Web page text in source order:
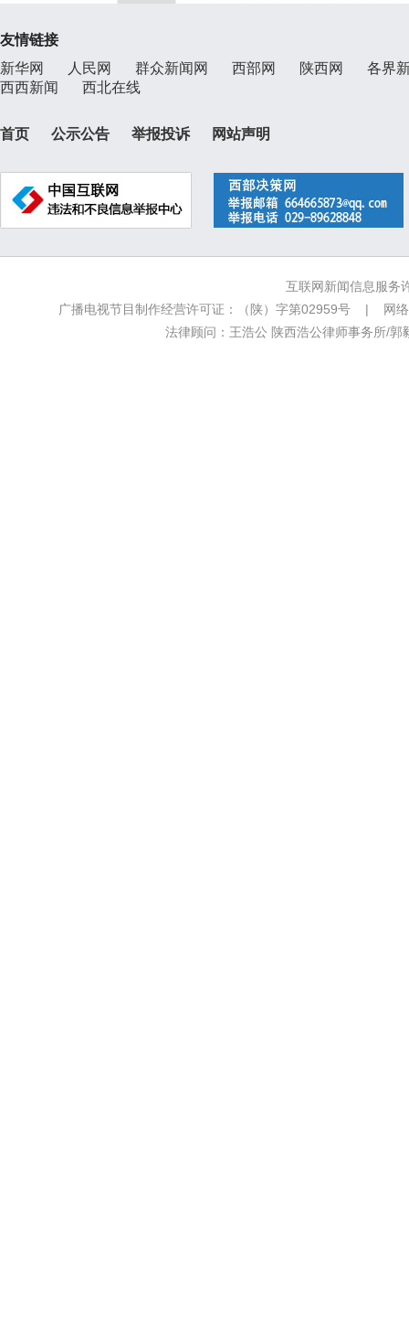
友情链接
新华网
人民网 群众新闻网 西部网 陕西网
各界
西西新闻
西北在线
首页 公示公告 举报投诉 网站声明
互联网新闻信息服
广播电视节目制作经营许可证：（陕）字第02959号 |
法律顾问：王浩公 陕西浩公律师事务